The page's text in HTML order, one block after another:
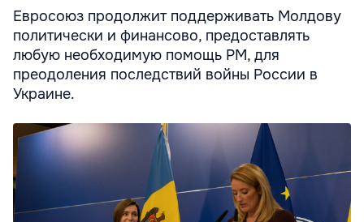
Евросоюз продолжит поддерживать Молдову
политически и финансово, предоставлять
любую необходимую помощь РМ, для
преодоления последствий войны России в
Украине.